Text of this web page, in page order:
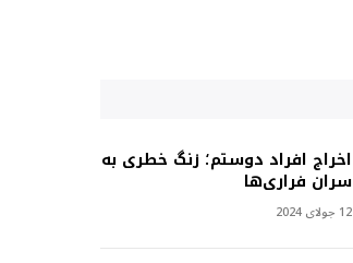
اخراج افراد دوستم؛ زنگ خطری به
سران فراری‌ها
12 جولای 2024